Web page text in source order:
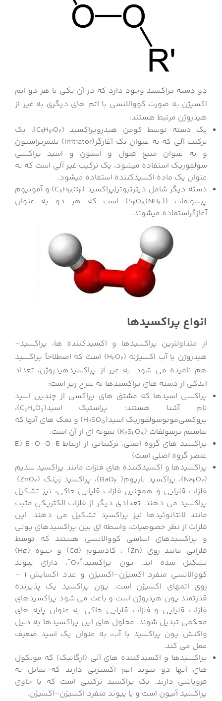
دو دسته پراکسید وجود دارد که در آن یکی یا هر دو اتم
اکسیژن به صورت کووالانسی با اتم های دیگری به غیر از
هیدروژن مرتبط هستند:
یک دسته توسط کومن هیدروپراکسید (C
9H12O2
)، یک
ترکیب آلی که به عنوان یک آغازگر(Initiator) پلیمریزاسیون
و به عنوان منبع فنول و استون و اسید پراکسی
سولفوریک استفاده می­شود، یک ترکیب غیر آلی است که به
عنوان یک ماده اکسید­کننده استفاده می­شود.
دسته دیگر شامل دی­ترت­بوتیل­پراکسید (C
8H18O2
) و ­آمونیوم
پرسولفات ((NH4
)S
2O8
) است که هر دو به­ عنوان
آغازگراستفاده می­شوند.
انواع پراکسیدها
از متداول­ترین پراکسیدها و اکسیدکننده ها، پراکسید­
هیدروژن یا آب­ اکسیژنه (H
2O2
) است که اصطلاحاً پراکسید
هم نامیده می ­شود. به­ غیر از پراکسیدهیدروژن، تعداد
اندکی از دسته ­های پراکسیدها به شرح زیر است:
پراکسی ­اسیدها که مشتق ­های پراکسی از چندین اسید
نام ­آشنا هستند: پراستیک ­اسید(C₂H₄O₃)،
پروکسی‌مونوسولفوریک اسید(H
2SO5
) و نمک های آن­ها که
پتاسیم پرسولفات (K
2S2O8
) نمونه ای از آن است.
پراکسید های گروه اصلی، ترکیباتی از ارتباط E-O-O-E (E
عنصر گروه اصلی است)
پراکسیدها و اکسیدکننده های فلزات مانند پراکسید سدیم
(Na
2O2 )، پراکسید باریوم( BaO 2 )، پراکسید زینک (ZnO2
).
فلزات قلیایی و همچنین فلزات قلیایی خاکی، نیز تشکیل
پراکسید می دهند. تعدادی دیگر از فلزات الکتریکی مثبت
مانند لانتانوئیدها نیز پراکسید تشکیل می دهند. این
فلزات از نظر خصوصیات، واسطه ای بین پراکسیدهای یونی
و پراکسیدهای اساسی کووالانسی هستند که توسط
فلزاتی مانند روی (Zn) ، کادمیوم (Cd) و جیوه (Hg)
تشکیل شده اند. یون پراکسید،O 22−
، دارای پیوند
کووالانسی منفرد اکسیژن-اکسیژن و عدد اکسایش 1 –
روی اتمهای اکسیژن است. یون پراکسید یک پذیرنده
قدرتمند یون هیدروژن است و باعث می شود پراکسیدهای
فلزات قلیایی و فلزات قلیایی خاکی به عنوان پایه های
محکمی تبدیل شوند. محلول های این پراکسیدها به دلیل
واکنش یون پراکسید با آب، به عنوان یک اسید ضعیف
عمل می کند.
پراکسیدها و اکسیدکننده های آلی (ارگانیک) که مولکول
­های آن­ها دو پیوند اتم اکسیژنی دارند که تمایل به
فروپاشی دارند. یک پراکسید ترکیبی است که یا حاوی
پراکسید آنیون است و یا پیوند منفرد اکسیژن-اکسیژن.